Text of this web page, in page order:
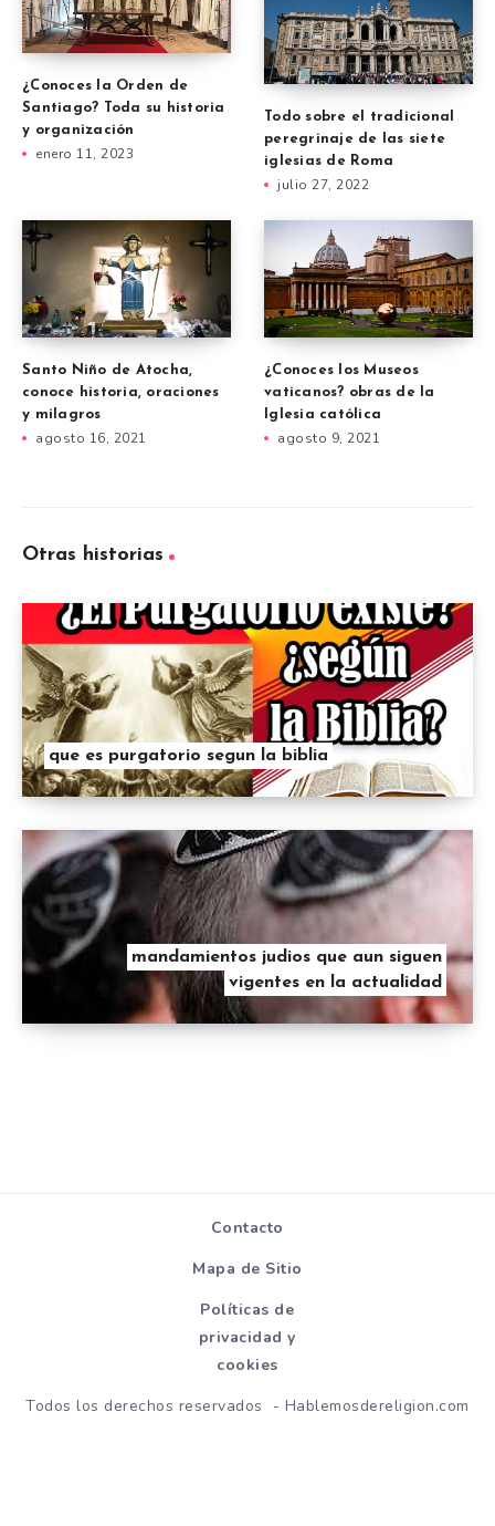
¿Conoces la Orden de
Santiago? Toda su historia
y organización
enero 11, 2023
Todo sobre el tradicional
peregrinaje de las siete
iglesias de Roma
julio 27, 2022
Santo Niño de Atocha,
conoce historia, oraciones
y milagros
agosto 16, 2021
¿Conoces los Museos
vaticanos? obras de la
Iglesia católica
agosto 9, 2021
Otras historias
que es purgatorio segun la biblia
mandamientos judios que aun siguen
vigentes en la actualidad
Contacto
Mapa de Sitio
Políticas de
privacidad y
cookies
Todos los derechos reservados - Hablemosdereligion.com